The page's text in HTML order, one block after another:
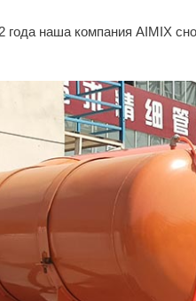
года наша компания AIMIX